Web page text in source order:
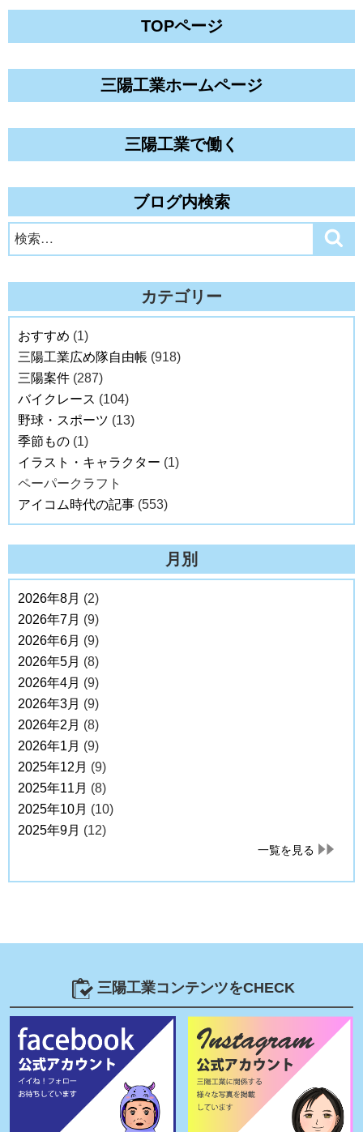
TOPページ
三陽工業ホームページ
三陽工業で働く
ブログ内検索
検
索:
カテゴリー
おすすめ (1)
三陽工業広め隊自由帳 (918)
三陽案件 (287)
バイクレース (104)
野球・スポーツ (13)
季節もの (1)
イラスト・キャラクター (1)
ペーパークラフト
アイコム時代の記事 (553)
月別
2026年8月 (2)
2026年7月 (9)
2026年6月 (9)
2026年5月 (8)
2026年4月 (9)
2026年3月 (9)
2026年2月 (8)
2026年1月 (9)
2025年12月 (9)
2025年11月 (8)
2025年10月 (10)
2025年9月 (12)
一覧を見る
三陽工業コンテンツをCHECK